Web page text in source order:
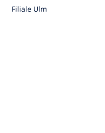
Filiale Ulm